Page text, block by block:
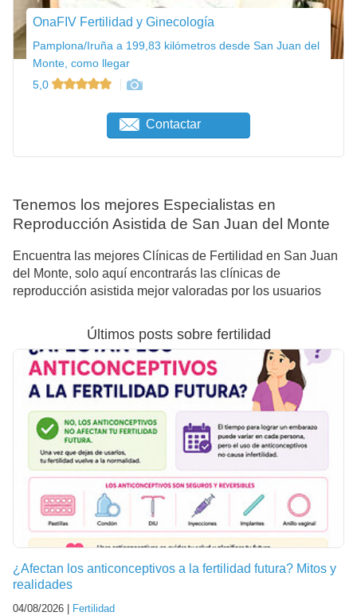
OnaFIV Fertilidad y Ginecología
Pamplona/Iruña a 199,83 kilómetros desde San Juan del
Monte, como llegar
5,0
Contactar
Tenemos los mejores Especialistas en
Reproducción Asistida de San Juan del Monte
Encuentra las mejores Clínicas de Fertilidad en San Juan
del Monte, solo aquí encontrarás las clínicas de
reproducción asistida mejor valoradas por los usuarios
Últimos posts sobre fertilidad
¿Afectan los anticonceptivos a la fertilidad futura? Mitos y
realidades
04/08/2026 | Fertilidad